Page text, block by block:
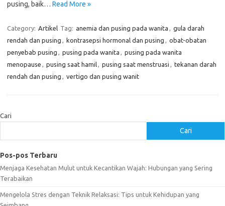
pusing, baik… Read More »
Category: Artikel Tag: anemia dan pusing pada wanita , gula darah
rendah dan pusing , kontrasepsi hormonal dan pusing , obat-obatan
penyebab pusing , pusing pada wanita , pusing pada wanita
menopause , pusing saat hamil, pusing saat menstruasi , tekanan darah
rendah dan pusing , vertigo dan pusing wanit
Cari
Cari
Pos-pos Terbaru
Menjaga Kesehatan Mulut untuk Kecantikan Wajah: Hubungan yang Sering
Terabaikan
Mengelola Stres dengan Teknik Relaksasi: Tips untuk Kehidupan yang